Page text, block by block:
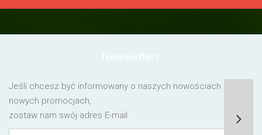
Jeśli chcesz być informowany o naszych nowościach lub o
nowych promocjach,
zostaw nam swój adres E-mail